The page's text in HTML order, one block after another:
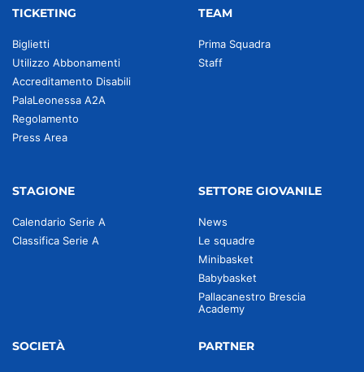
TICKETING
Biglietti
Utilizzo Abbonamenti
Accreditamento Disabili
PalaLeonessa A2A
Regolamento
Press Area
TEAM
Prima Squadra
Staff
STAGIONE
Calendario Serie A
Classifica Serie A
SETTORE GIOVANILE
News
Le squadre
Minibasket
Babybasket
Pallacanestro Brescia
Academy
SOCIETÀ PARTNER